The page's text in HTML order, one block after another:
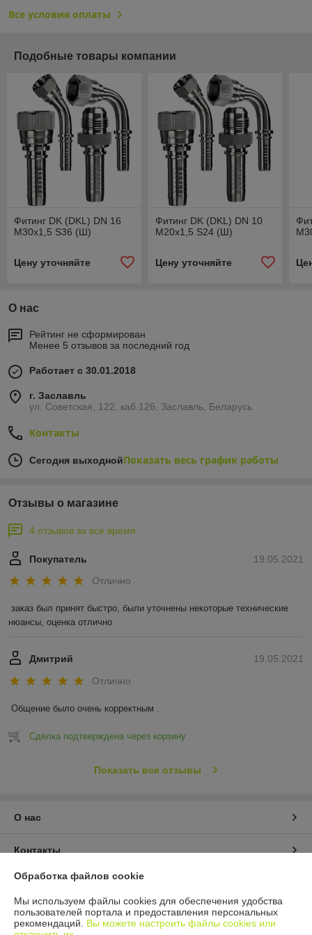
Все условия оплаты
Подобные товары компании
Фитинг DK (DKL) DN 16
M30x1,5 S36 (Ш)
Цену уточняйте
Фитинг DK (DKL) DN 10
M20x1,5 S24 (Ш)
Цену уточняйте
О нас
Рейтинг не сформирован
Менее 5 отзывов за последний год
Работает с 30.01.2018
г. Заславль
ул. Советская, 122, каб.126, Заславль, Беларусь
Контакты
Сегодня выходнойПоказать весь график работы
Отзывы о магазине
4 отзывов за всё время
19.05.2021
Покупатель
Отлично
заказ был принят быстро, были уточнены некоторые технические
нюансы, оценка отлично
19.05.2021
Дмитрий
Отлично
Общение было очень корректным .
Сделка подтверждена через корзину
Показать все отзывы
О нас
Контакты
Доставка и оплата
График работы
Обработка файлов cookie
Мы используем файлы cookies для обеспечения удобства
пользователей портала и предоставления персональных
рекомендаций. Вы можете настроить файлы cookies или